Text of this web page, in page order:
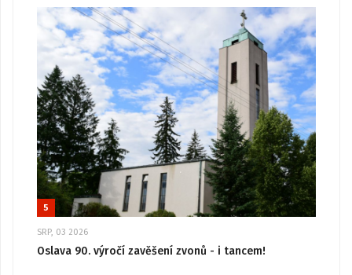
5
SRP, 03 2026
Oslava 90. výročí zavěšení zvonů - i tancem!